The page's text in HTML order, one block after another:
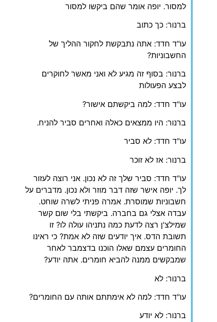
למסור. יופה אומר שהם ביקשו למסור
ברנור: כך כתוב
עו"ד חדד: אתה נתבקשת לחקור ההליך של
החשבוניות?
ברנור: בסוף זה מגיע לא ואני מאשר לחוקרים
לבצע הפעולות
עו"ד חדד: למה ביקשתם אישור?
ברנור: היו ממצאים כאלה ואחרים סביר להניח.
עו"ד חדד: לא סביר
ברנור: אז לא זוכר
עו"ד חדד: סביר שלך זה לא נכון. אני רוצה לעזור
לך. יופה אישר שזה דבר מוזר ולא נכון. מדברים על
חשבוניות שמוסרת. אמרה פניתי לשרה שוחט.
עבדה אצלי גם בחברה. ביקשתי בלי שום קשר
שמילצ'ן רצה לדעת כמה נתניהו עולה לו? זו
תשובת הדס. איך יודעים שזה לא אמת? כי ראינו
החומרים עצמם שאלו הוכנו בדצמבר לאחר
שמבקשים ממנה להביא חומרים. אתה יודע?
ברנור: לא
עו"ד חדד: למה לא אימתתם אותה עם החומרים?
ברנור: לא יודע